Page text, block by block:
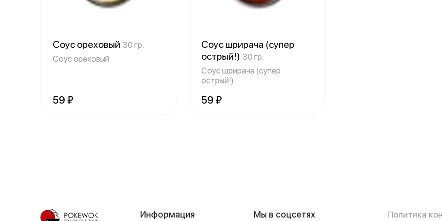
Соус ореховый 30 гр.
Соус ореховый
59 ₽
Соус шрирача (супер
острый!) 30 гр.
Соус шрирача (супер
острый!)
59 ₽
Информация Мы в соцсетях Политика